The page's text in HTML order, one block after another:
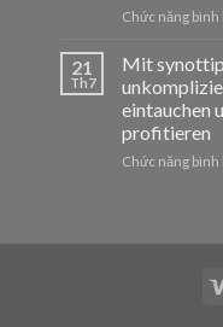
Chức năng bình
21
Th7
Mit
eintauchen
profitieren
Chức năng bình